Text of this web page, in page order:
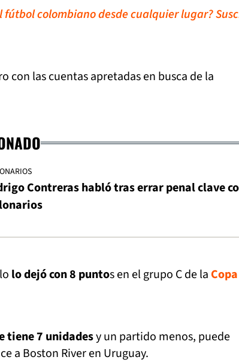
fútbol colombiano desde cualquier lugar?
con las cuentas apretadas en busca de la
Contreras habló tras errar penal clave
lo dejó con 8 puntos en el grupo C de la Copa
tiene 7 unidadesy un partido menos, puede
a Boston River en Uruguay.